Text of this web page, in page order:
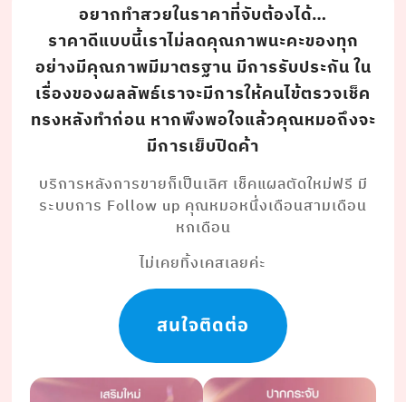
อยากทำสวยในราคาที่จับต้องได้…
ราคาดีแบบนี้เราไม่ลดคุณภาพนะคะของทุก
อย่างมีคุณภาพมีมาตรฐาน มีการรับประกัน ใน
เรื่องของผลลัพธ์เราจะมีการให้คนไข้ตรวจเช็ค
ทรงหลังทำก่อน หากพึงพอใจแล้วคุณหมอถึงจะ
มีการเย็บปิดค้า
บริการหลังการขายก็เป็นเลิศ เช็คแผลตัดใหม่ฟรี มี
ระบบการ Follow up คุณหมอหนึ่งเดือนสามเดือน
หกเดือน
ไม่เคยทิ้งเคสเลยค่ะ
สนใจติดต่อ